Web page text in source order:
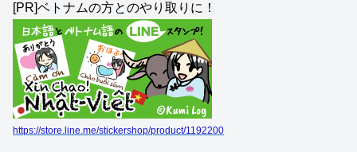
[PR]ベトナムの方とのやり取りに！
https://store.line.me/stickershop/product/1192200